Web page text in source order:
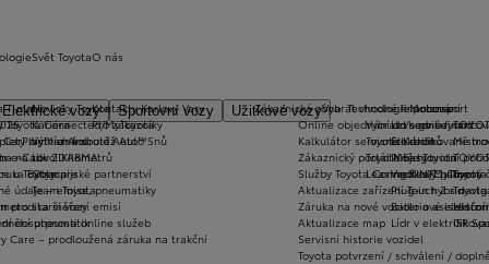
Elektrické vozy Sportovní vozy
Užitkové vozyVybrat vhodné financování
Vybrat vhodné
Toyota Kredit
Toyota Easy
Leasing KINTO One
zimních kol
na rok ZDARMA
Extracare
pro starší vozy
pneumatik
Care – prodloužená záruka na trakční
Zákaznická zóna
Online objednání do servisu
Kalkulátor servisních úkonů
Zákaznický portál Moje Toyota
Služby Toyota Connected/MyToyota
Aktualizace zařízení Touch 2 s
Záruka na nové vozidlo a asistenční
Aktualizace map
Servisní historie vozidel
Toyota potvrzení / schválení /
T-mate
Toyota Connected/MyToyota
CarPlay™ a Android Auto™
e-Call
u Toyoty
údaje – emise, pneumatiky
metodika měření emisí
dosutpnosti online služeb
Technologie pohonu
Let's go beyond
Elektrifikované
Plně hybridní
Vodíkový palivový
Plug-in hybrid
Bateriové
Lídr v
Svět Toyota
Novinky Toyota
Kariéra
Výtvarná soutěž Auto Snů
Lovci Kilometrů
Olympijské partnerství
Team Toyota
Motorsport
GR
O nás
Kontakty Karlovy Vary
Pro zákazníky